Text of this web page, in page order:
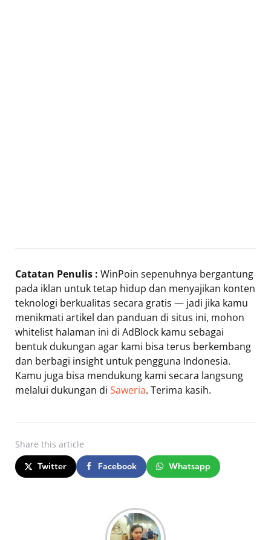
Catatan Penulis : WinPoin sepenuhnya bergantung
pada iklan untuk tetap hidup dan menyajikan konten
teknologi berkualitas secara gratis — jadi jika kamu
menikmati artikel dan panduan di situs ini, mohon
whitelist halaman ini di AdBlock kamu sebagai
bentuk dukungan agar kami bisa terus berkembang
dan berbagi insight untuk pengguna Indonesia.
Kamu juga bisa mendukung kami secara langsung
melalui dukungan di Saweria. Terima kasih.
Share this article
Twitter Facebook Whatsapp